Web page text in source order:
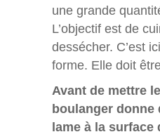
une grande
L’objectif est de
dessécher. C’est
forme. Elle doit
Avant de mettre
boulanger donne
lame à la surface